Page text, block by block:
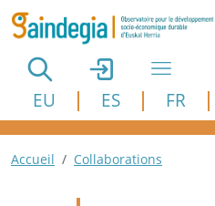
Aller au contenu principal
EU ES FR
Fil d'Ariane
Accueil Collaborations